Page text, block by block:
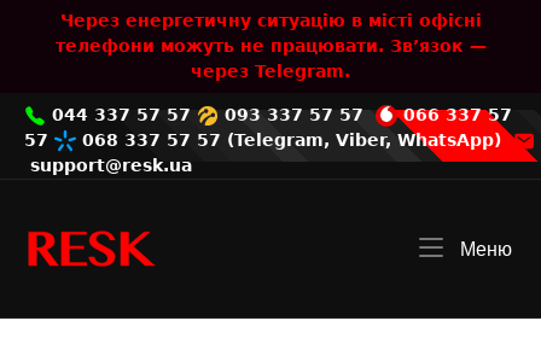
Через енергетичну ситуацію в місті офісні
телефони можуть не працювати. Зв’язок —
через Telegram.
044 337 57 57 093 337 57 57
066 337 57
57
068 337 57 57 (Telegram, Viber, WhatsApp)
support@resk.ua
Home
Меню